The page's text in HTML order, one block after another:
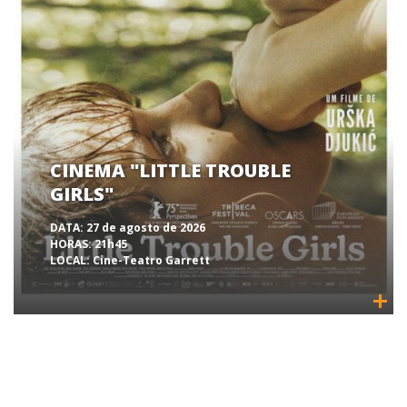
CINEMA "LITTLE TROUBLE
GIRLS"
DATA: 27 de agosto de 2026
HORAS:21h45
LOCAL:Cine-Teatro Garrett